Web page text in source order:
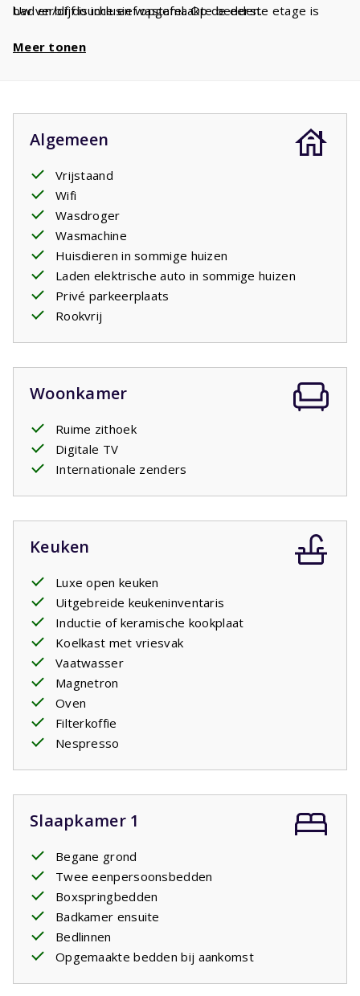
bad en/of douche en wastafel. Op de eerste etage is
wastafel. Ook is op deze etage nog een apart toilet.
gerechten in de moderne keuken die van alle gemakken is
voorzien en luxe
heeft. In uw tuin
overdekt terras
kunt u heerlijk zonnen terwijl de
kinderen spelen. Diverse villa's hebben een oplaadpunt
omelektrische auto's
is kunt u dit als optioneel artikel bijboeken. Het betreft
een standaard stopcontact net als alle andere
stopcontacten in het huis. U dient evt. zelf een
verloopstekker mee te nemen.
Uw verblijf is inclusief opgemaakte bedden.
Meer tonen
Algemeen
Vrijstaand
Wifi
Wasdroger
Wasmachine
Huisdieren in sommige huizen
Laden elektrische auto in sommige huizen
Privé parkeerplaats
Rookvrij
Woonkamer
Ruime zithoek
Digitale TV
Internationale zenders
Keuken
Luxe open keuken
Uitgebreide keukeninventaris
Inductie of keramische kookplaat
Koelkast met vriesvak
Vaatwasser
Magnetron
Oven
Filterkoffie
Nespresso
Slaapkamer 1
Begane grond
Twee eenpersoonsbedden
Boxspringbedden
Badkamer ensuite
Bedlinnen
Opgemaakte bedden bij aankomst